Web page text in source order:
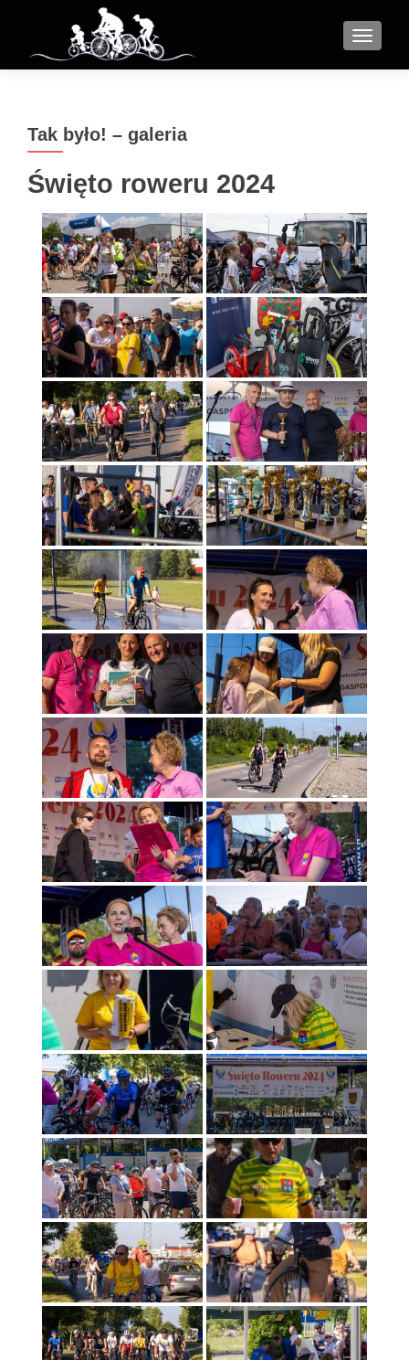
MENU
Tak było! – galeria
Święto roweru 2024